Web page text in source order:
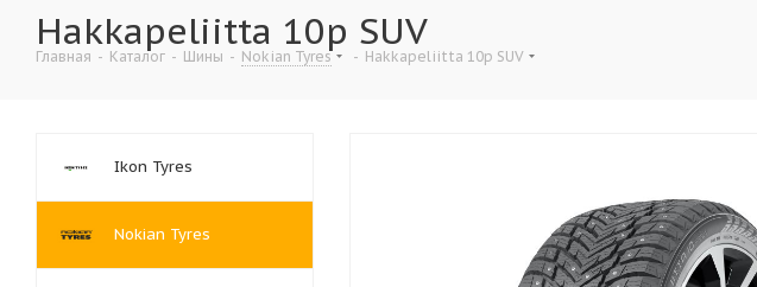
Hakkapeliitta 10p SUV
Главная - Каталог - Шины - Nokian Tyres - Hakkapeliitta 10p SUV
Ikon Tyres
Nokian Tyres